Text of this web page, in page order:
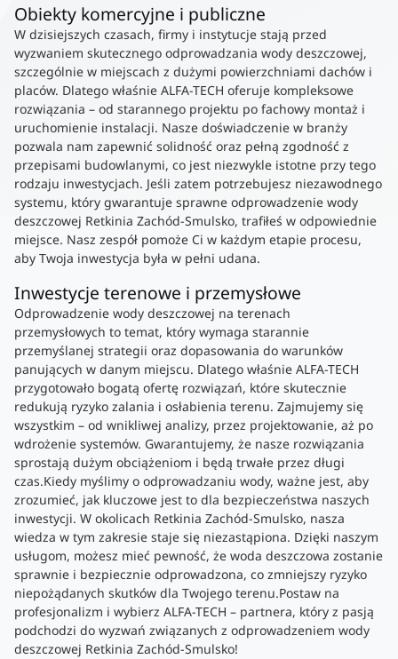
Obiekty komercyjne i publiczne
W dzisiejszych czasach, firmy i instytucje stają przed
wyzwaniem skutecznego odprowadzania wody deszczowej,
szczególnie w miejscach z dużymi powierzchniami dachów i
placów. Dlatego właśnie ALFA-TECH oferuje kompleksowe
rozwiązania – od starannego projektu po fachowy montaż i
uruchomienie instalacji. Nasze doświadczenie w branży
pozwala nam zapewnić solidność oraz pełną zgodność z
przepisami budowlanymi, co jest niezwykle istotne przy tego
rodzaju inwestycjach. Jeśli zatem potrzebujesz niezawodnego
systemu, który gwarantuje sprawne odprowadzenie wody
deszczowej Retkinia Zachód-Smulsko, trafiłeś w odpowiednie
miejsce. Nasz zespół pomoże Ci w każdym etapie procesu,
aby Twoja inwestycja była w pełni udana.
Inwestycje terenowe i przemysłowe
Odprowadzenie wody deszczowej na terenach
przemysłowych to temat, który wymaga starannie
przemyślanej strategii oraz dopasowania do warunków
panujących w danym miejscu. Dlatego właśnie ALFA-TECH
przygotowało bogatą ofertę rozwiązań, które skutecznie
redukują ryzyko zalania i osłabienia terenu. Zajmujemy się
wszystkim – od wnikliwej analizy, przez projektowanie, aż po
wdrożenie systemów. Gwarantujemy, że nasze rozwiązania
sprostają dużym obciążeniom i będą trwałe przez długi
czas.Kiedy myślimy o odprowadzaniu wody, ważne jest, aby
zrozumieć, jak kluczowe jest to dla bezpieczeństwa naszych
inwestycji. W okolicach Retkinia Zachód-Smulsko, nasza
wiedza w tym zakresie staje się niezastąpiona. Dzięki naszym
usługom, możesz mieć pewność, że woda deszczowa zostanie
sprawnie i bezpiecznie odprowadzona, co zmniejszy ryzyko
niepożądanych skutków dla Twojego terenu.Postaw na
profesjonalizm i wybierz ALFA-TECH – partnera, który z pasją
podchodzi do wyzwań związanych z odprowadzeniem wody
deszczowej Retkinia Zachód-Smulsko!